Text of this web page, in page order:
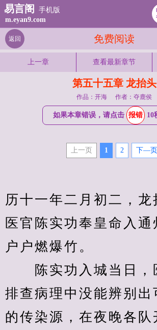
易言阁
手机版
m.eyan9.com
免费阅读
返回
上一章 查看最新章节
第五十五章 龙抬头
作品：开海 作者：夺鹿侯
如果本章错误，请点击 报错 10
上一页 1 2 下—页
历十一年二月初二，龙
医官陈实功奉皇命入通
户户燃爆竹。
陈实功入城当日，
排查病理中没能辨别出
的传染源，在夜晚各队